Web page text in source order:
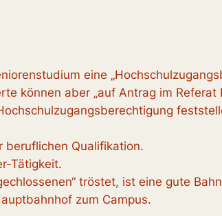
eine
können aber „auf Antrag im Referat
beruflichen Qualifikation.
Tätigkeit.
tröstet, ist eine gute
zum Campus.